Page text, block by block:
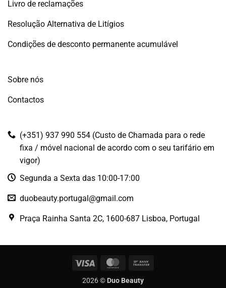
Livro de reclamações
Resolução Alternativa de Litígios
Condições de desconto permanente acumulável
Sobre nós
Contactos
(+351) 937 990 554 (Custo de Chamada para o rede
fixa / móvel nacional de acordo com o seu tarifário em
vigor)
Segunda a Sexta das 10:00-17:00
duobeauty.portugal@gmail.com
Praça Rainha Santa 2C, 1600-687 Lisboa, Portugal
Visa MasterCard
2026 © Duo Beauty